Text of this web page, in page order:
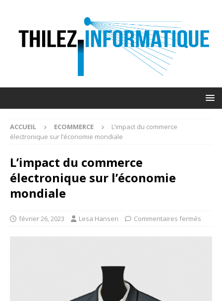
ACCUEIL ECOMMERCE
L’impact du commerce
électronique sur l’économie mondiale
L’impact du commerce
électronique sur l’économie
mondiale
février 26, 2023 Lesa Hansen Commentaires fermés